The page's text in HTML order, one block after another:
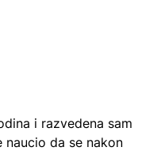
i razvedena sam
da se nakon